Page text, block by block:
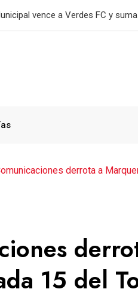
Vega conquista su quinto oro
derrota a
15 del